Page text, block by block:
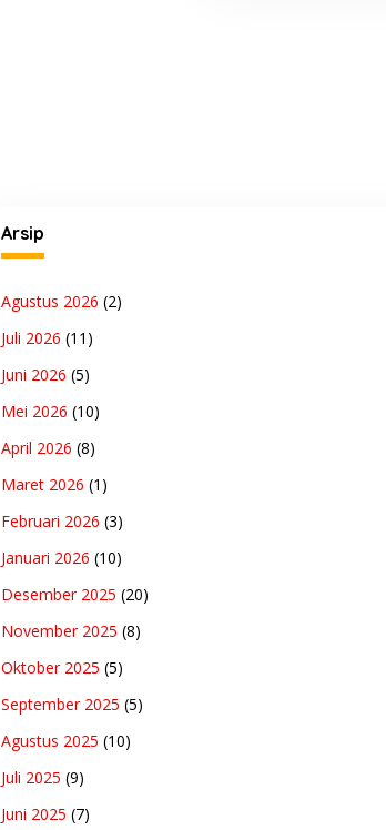
Arsip
Agustus 2026 (2)
Juli 2026 (11)
Juni 2026 (5)
Mei 2026 (10)
April 2026 (8)
Maret 2026 (1)
Februari 2026 (3)
Januari 2026 (10)
Desember 2025 (20)
November 2025 (8)
Oktober 2025 (5)
September 2025 (5)
Agustus 2025 (10)
Juli 2025 (9)
Juni 2025 (7)